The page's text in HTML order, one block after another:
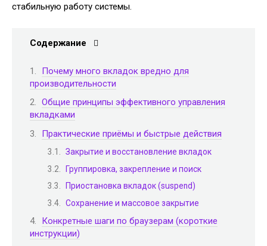
стабильную работу системы.
Содержание
Почему много вкладок вредно для
производительности
Общие принципы эффективного управления
вкладками
Практические приёмы и быстрые действия
Закрытие и восстановление вкладок
Группировка, закрепление и поиск
Приостановка вкладок (suspend)
Сохранение и массовое закрытие
Конкретные шаги по браузерам (короткие
инструкции)